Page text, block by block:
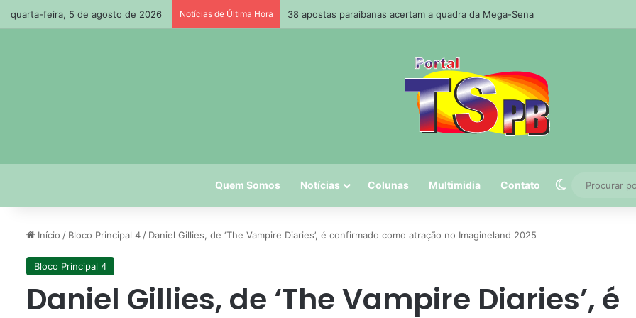
quarta-feira, 5 de agosto de 2026 Notícias de Última Hora 38 apostas paraibanas acertam a quadra da Mega-Sena
Quem Somos Notícias Colunas Multimidia Contato Switch skin
Início / Bloco Principal 4 / Daniel Gillies, de ‘The Vampire Diaries’, é confirmado como atração no Imagineland 2025
Bloco Principal 4
Daniel Gillies, de ‘The Vampire Diaries’, é